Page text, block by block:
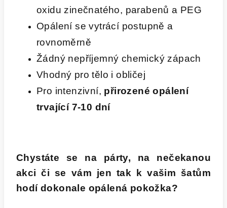
oxidu zinečnatého, parabenů a PEG
Opálení se vytrácí postupně a
rovnoměrně
Žádný nepříjemný chemický zápach
Vhodný pro tělo i obličej
Pro intenzivní, přirozené opálení
trvající 7-10 dní
Chystáte se na párty, na nečekanou
akci či se vám jen tak k vašim šatům
hodí dokonale opálená pokožka?